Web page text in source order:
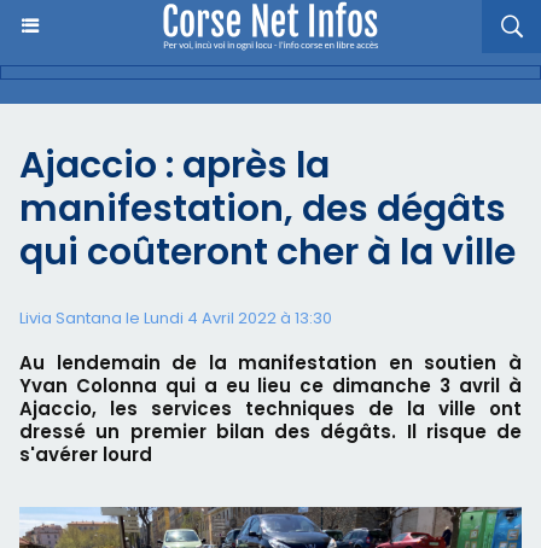
Ajaccio : après la
manifestation, des dégâts
qui coûteront cher à la ville
Livia Santana le Lundi 4 Avril 2022 à 13:30
Au lendemain de la manifestation en soutien à
Yvan Colonna qui a eu lieu ce dimanche 3 avril à
Ajaccio, les services techniques de la ville ont
dressé un premier bilan des dégâts. Il risque de
s'avérer lourd